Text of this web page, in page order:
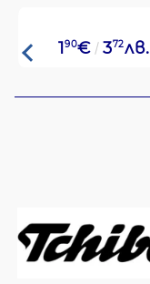
190€ 372лв.